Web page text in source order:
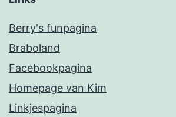
Berry's funpagina
Braboland
Facebookpagina
Homepage van Kim
Linkjespagina